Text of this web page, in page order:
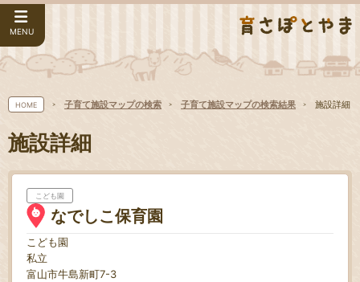
MENU
HOME 子育て施設マップの検索 子育て施設マップの検索結果 施設詳細
施設詳細
こども園
なでしこ保育園
こども園
私立
富山市牛島新町7-3